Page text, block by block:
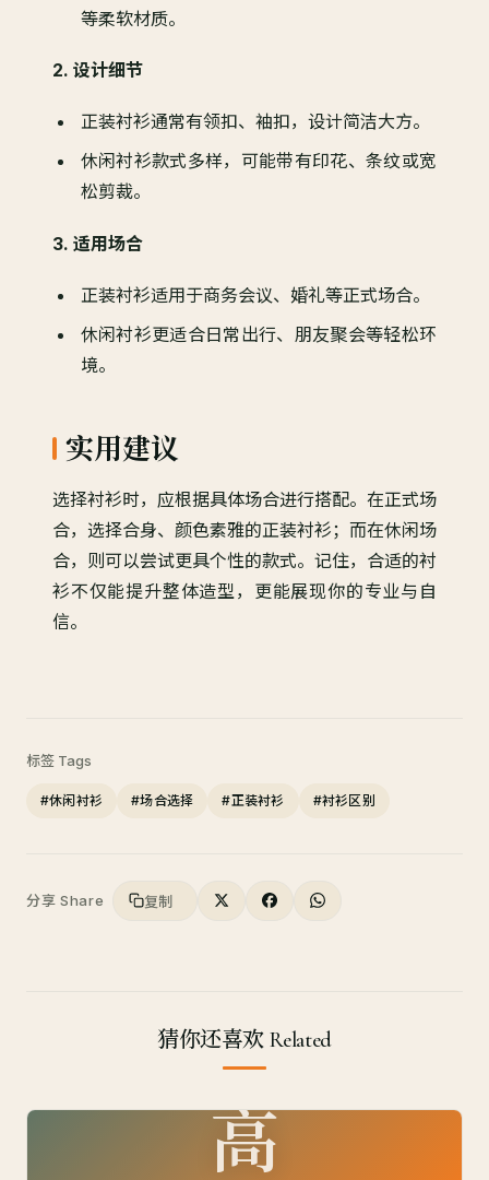
等柔软材质。
2. 设计细节
正装衬衫通常有领扣、袖扣，设计简洁大方。
休闲衬衫款式多样，可能带有印花、条纹或宽
松剪裁。
3. 适用场合
正装衬衫适用于商务会议、婚礼等正式场合。
休闲衬衫更适合日常出行、朋友聚会等轻松环
境。
实用建议
选择衬衫时，应根据具体场合进行搭配。在正式场
合，选择合身、颜色素雅的正装衬衫；而在休闲场
合，则可以尝试更具个性的款式。记住，合适的衬
衫不仅能提升整体造型，更能展现你的专业与自
信。
标签 Tags
#休闲衬衫 #场合选择 #正装衬衫 #衬衫区别
分享 Share 复制
猜你还喜欢 Related
高